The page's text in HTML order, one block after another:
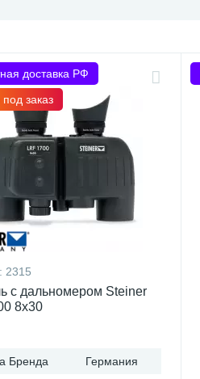
доставка РФ
заказ
2315
с дальномером Steiner
8x30
Бренда
Германия